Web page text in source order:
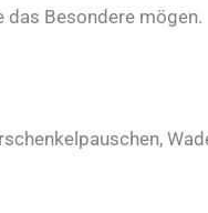
das Besondere mögen.